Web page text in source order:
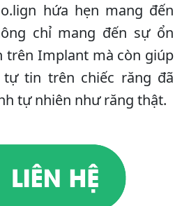
hứa hẹn mang đến
chỉ mang đến sự ổn
trên Implant mà còn giúp
tin trên chiếc răng đã
tự nhiên như răng thật.